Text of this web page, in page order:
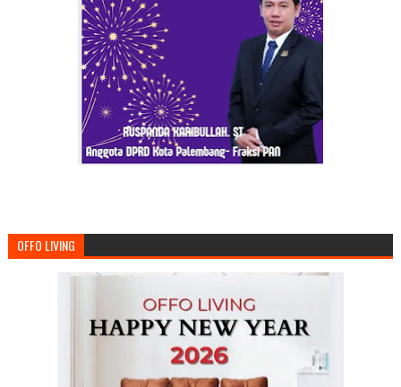
OFFO LIVING